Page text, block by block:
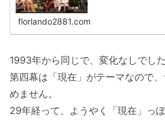
florlando2881.com
1993年から同じで、変化なしでした
第四幕は「現在」がテーマなので
めません。
29年経って、ようやく「現在」っ